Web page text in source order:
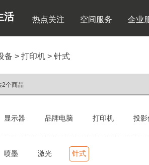
活 热点关注 空间服务 企业
备 > 打印机 > 针式
2个商品
显示器 品牌电脑 打印机 投影
喷墨 激光 针式